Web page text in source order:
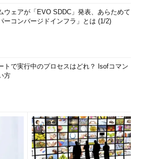
圧縮しながらバックアップを取った
目次に戻る
ウェアが「EVO SDDC」発表、あらためて
ーコンバージドインフラ」とは (1/2)
トで実行中のプロセスはどれ？ lsofコマン
方